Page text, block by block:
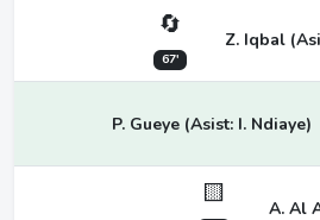
🔄
67'
Z. Iqbal
P. Gueye (Asist: I. Ndiaye)
🟨 A. Al